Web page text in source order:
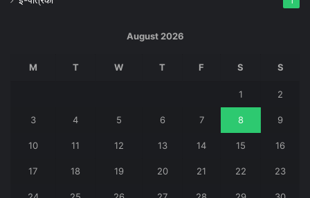
August 2026
M T W T F S S
1 2
3 4 5 6 7 8 9
10 11 12 13 14 15 16
17 18 19 20 21 22 23